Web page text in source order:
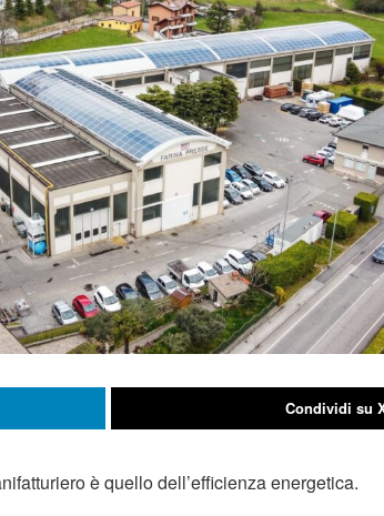
Condividi su
è quello dell’efficienza energetica.